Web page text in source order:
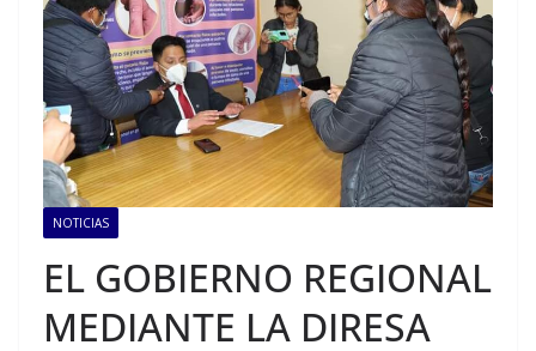
NOTICIAS
EL GOBIERNO REGIONAL
MEDIANTE LA DIRESA